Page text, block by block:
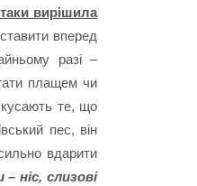
вирішила
вперед
разі –
плащем чи
те, що
пес, він
вдарити
ніс, слизові